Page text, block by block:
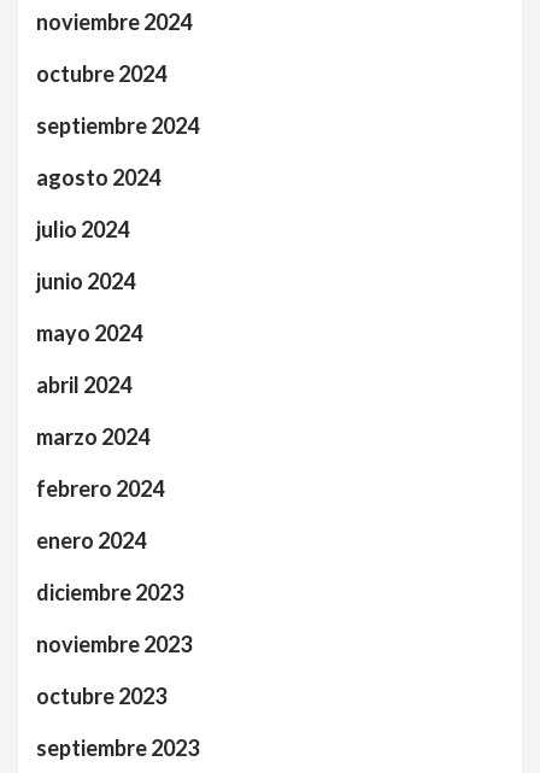
noviembre 2024
octubre 2024
septiembre 2024
agosto 2024
julio 2024
junio 2024
mayo 2024
abril 2024
marzo 2024
febrero 2024
enero 2024
diciembre 2023
noviembre 2023
octubre 2023
septiembre 2023